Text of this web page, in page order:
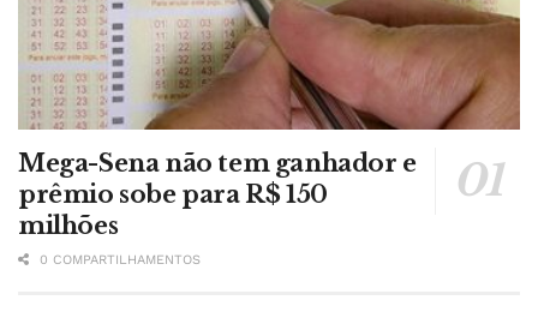
Mega-Sena não tem ganhador e
prêmio sobe para R$ 150
milhões
0 COMPARTILHAMENTOS